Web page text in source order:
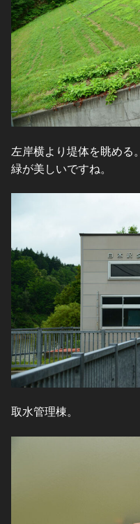
左岸横より堤体を眺める。
緑が美しいですね。
取水管理棟。